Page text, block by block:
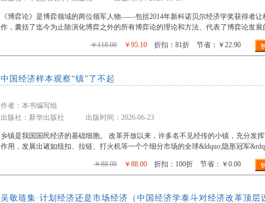
《博弈论》是博弈领域的两位领军人物——包括2014年新科诺贝尔经济学奖获得者
作，囊括了迄今为止除演化博弈之外的所有博弈论的理论和方法、代表了博弈论发展
￥118.00 ￥95.10 折扣：81折 节省：￥22.90
中国经济样本观察“镇”了不起
作者：本书编写组
出版社：新华出版社 出版时间：2026-06-23
乡镇是我国国民经济的基础细胞。 改革开放以来，许多名不见经传的小镇，充分发
作用，发展出诸如纽扣、拉链、打火机等一个个细分市场的全球&ldquo;隐形冠军
￥88.00 ￥88.00 折扣：100折 节省：￥0.00
吴敬琏集·计划经济还是市场经济（中国经济学泰斗对经济改革顶层